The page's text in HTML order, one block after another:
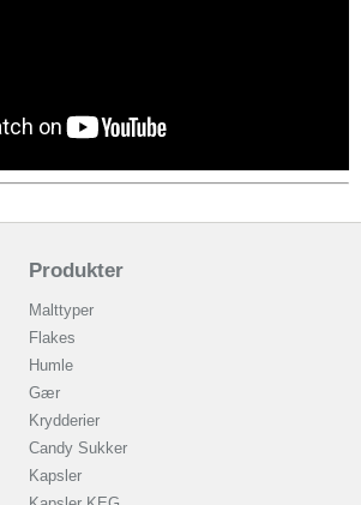
Produkter
Malttyper
Flakes
Humle
Gær
Krydderier
Candy Sukker
Kapsler